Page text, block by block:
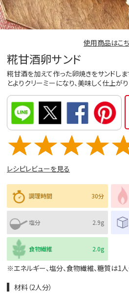
使用商品はこ
糀甘酒卵サンド
糀甘酒を加えて作った卵焼きをサンドしま
とよりクリーミーになり、美味しく仕上がり
レシピレビューを見る
調理時間 30分
塩分 2.9g
食物繊維 2.0g
※エネルギー、塩分、食物繊維、糖質は1人
材料（2人分）